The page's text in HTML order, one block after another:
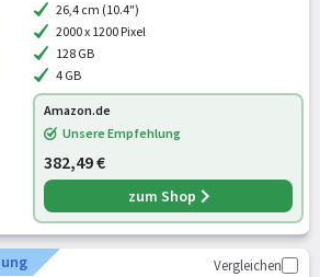
26,4 cm (10.4")
2000 x 1200 Pixel
128 GB
4 GB
Amazon.de
Unsere Empfehlung
382,49 €
zum Shop
Vergleichen